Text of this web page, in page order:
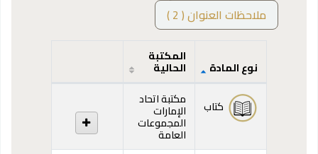
ملاحظات العنوان ( 2 )
المقتنيات
نوع المادة
المكتبة
الحالية
كتاب مكتبة اتحاد
الإمارات
المجموعات
العامة